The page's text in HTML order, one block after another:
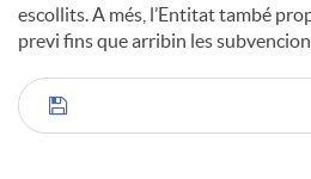
escollits. A més, l’Entitat també
previ fins que arribin les
C